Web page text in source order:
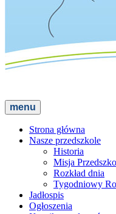
menu
Strona główna
Nasze przedszkole
Historia
Misja
Rozkład dnia
Tygodniowy
Jadłospis
Ogłoszenia